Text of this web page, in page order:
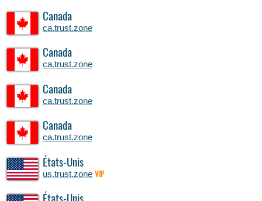
Canada
ca.trust.zone
Canada
ca.trust.zone
Canada
ca.trust.zone
Canada
ca.trust.zone
États-Unis
us.trust.zone VIP